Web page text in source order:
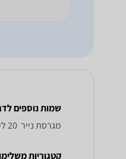
שמות נוספים
מגרסת נייר ‏ 20 ‏ליטר Ofitech 2310 CC, 2310CC Ofitech , Ofitech 2310CC
קטגוריות